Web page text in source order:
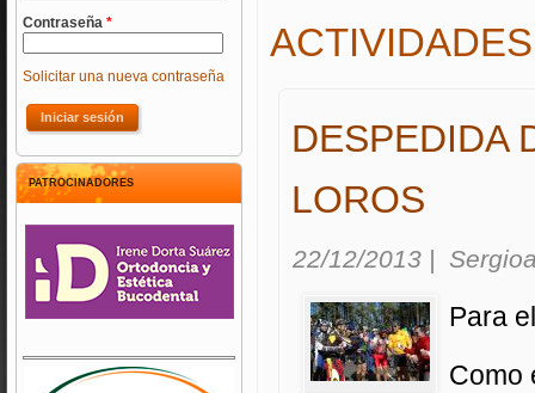
Contraseña *
Solicitar una nueva contraseña
PATROCINADORES
DESPEDIDA
LOROS
22/12/2013 |
Para
Como